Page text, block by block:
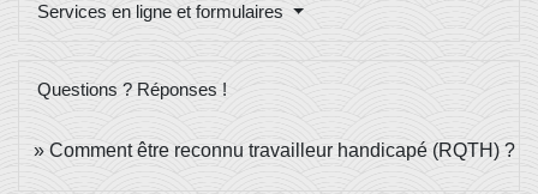
Services en ligne et formulaires
Questions ? Réponses !
Comment être reconnu travailleur handicapé (RQTH) ?